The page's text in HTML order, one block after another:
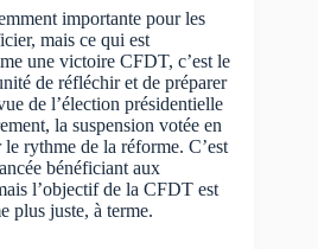
importante pour les
mais ce qui est
une victoire CFDT, c’est le
de réfléchir et de préparer
de l’élection présidentielle
la suspension votée en
rythme de la réforme. C’est
bénéficiant aux
l’objectif de la CFDT est
plus juste, à terme.